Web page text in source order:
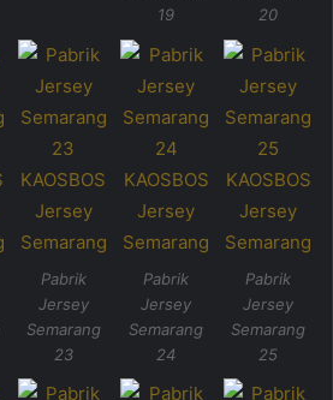
19
20
Pabrik
Jersey
Semarang
23
Pabrik
Jersey
Semarang
24
Pabrik
Jersey
Semarang
25